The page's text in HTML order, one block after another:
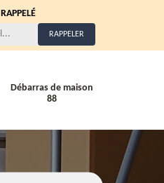
Débarras de maison
88